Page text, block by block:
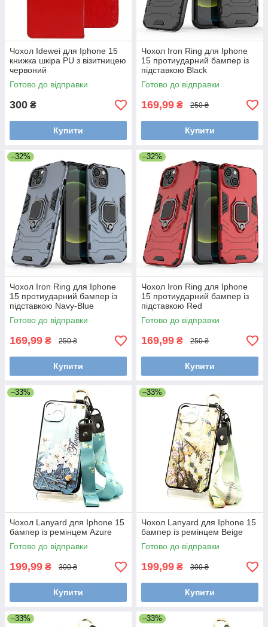
Чохол Idewei для Iphone 15
книжка шкіра PU з візитницею
червоний
Готово до відправки
300 ₴
Купити
Чохол Iron Ring для Iphone
15 протиударний бампер із
підставкою Black
Готово до відправки
169,99 ₴ 250 ₴
Купити
–32%
Чохол Iron Ring для Iphone
15 протиударний бампер із
підставкою Navy-Blue
Готово до відправки
169,99 ₴ 250 ₴
Купити
–32%
Чохол Iron Ring для Iphone
15 протиударний бампер із
підставкою Red
Готово до відправки
169,99 ₴ 250 ₴
Купити
–33%
Чохол Lanyard для Iphone 15
бампер із ремінцем Azure
Готово до відправки
199,99 ₴ 300 ₴
Купити
–33%
Чохол Lanyard для Iphone 15
бампер із ремінцем Beige
Готово до відправки
199,99 ₴ 300 ₴
Купити
–33% –33%